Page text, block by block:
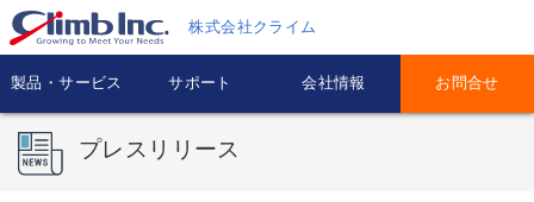
株式会社クライム
製品・サービス サポート 会社情報 お問合せ
プレスリリース